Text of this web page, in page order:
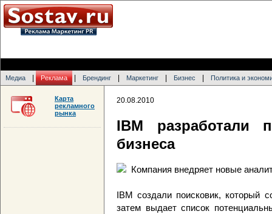
Медиа Реклама Брендинг Маркетинг Бизнес Политика и
20.08.2010
IBM разработали
бизнеса
Компания внедряет новые
IBM создали поисковик, который
затем выдает список
Карта
рекламного
рынка